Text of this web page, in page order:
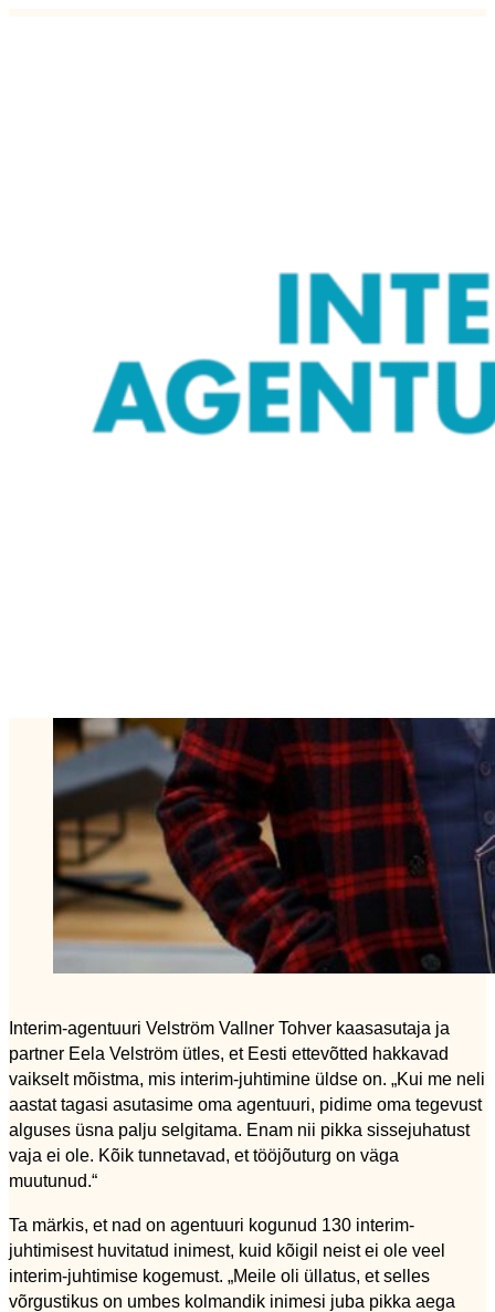
Interim-agentuuri Velström Vallner Tohver kaasasutaja ja
partner Eela Velström ütles, et Eesti ettevõtted hakkavad
vaikselt mõistma, mis interim-juhtimine üldse on. „Kui me neli
aastat tagasi asutasime oma agentuuri, pidime oma tegevust
alguses üsna palju selgitama. Enam nii pikka sissejuhatust
vaja ei ole. Kõik tunnetavad, et tööjõuturg on väga
muutunud.“
Ta märkis, et nad on agentuuri kogunud 130 interim-
juhtimisest huvitatud inimest, kuid kõigil neist ei ole veel
interim-juhtimise kogemust. „Meile oli üllatus, et selles
võrgustikus on umbes kolmandik inimesi juba pikka aega